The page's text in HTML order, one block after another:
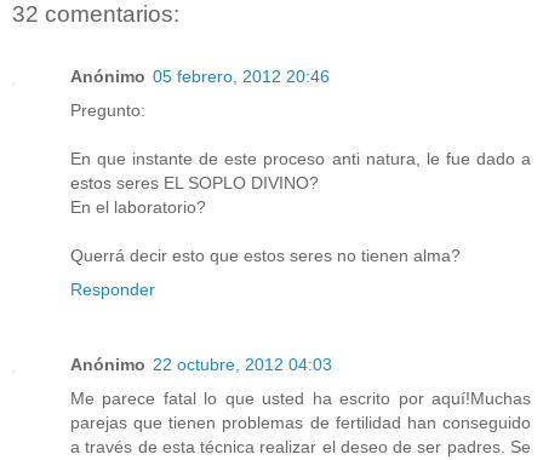
32 comentarios:
Anónimo 05 febrero, 2012 20:46
Pregunto:
En que instante de este proceso anti natura, le fue dado a
estos seres EL SOPLO DIVINO?
En el laboratorio?
Querrá decir esto que estos seres no tienen alma?
Responder
Anónimo 22 octubre, 2012 04:03
Me parece fatal lo que usted ha escrito por aquí!Muchas
parejas que tienen problemas de fertilidad han conseguido
a través de esta técnica realizar el deseo de ser padres. Se